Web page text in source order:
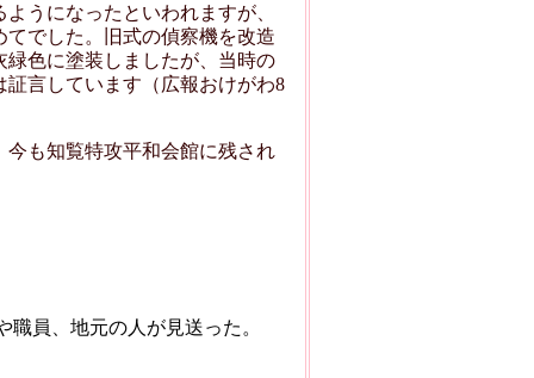
うになったといわれますが、
てでした。旧式の偵察機を改造
色に塗装しましたが、当時の
言しています（広報おけがわ8
も知覧特攻平和会館に残され
職員、地元の人が見送った。